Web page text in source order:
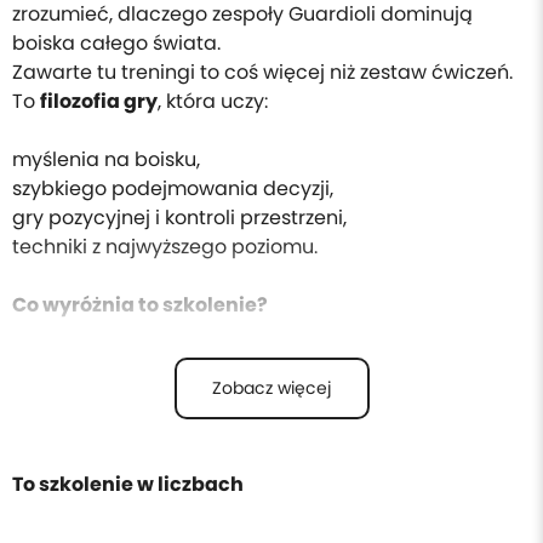
zrozumieć, dlaczego zespoły Guardioli dominują
boiska całego świata.
Zawarte tu treningi to coś więcej niż zestaw ćwiczeń.
Tofilozofia gry, która uczy:
myślenia na boisku,
szybkiego podejmowania decyzji,
gry pozycyjnej i kontroli przestrzeni,
techniki z najwyższego poziomu.
Co wyróżnia to szkolenie?
Ćwiczenia oparte na autentycznych metodach
Przejrzyste opisy i schematy,
juniora po seniora,
Zobacz więcej
To szkolenie w liczbach